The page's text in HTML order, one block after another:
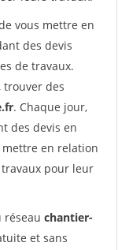
vous mettre en
des devis
de travaux.
trouver des
. Chaque jour,
des devis en
en relation
pour leur
réseau chantier-
et sans